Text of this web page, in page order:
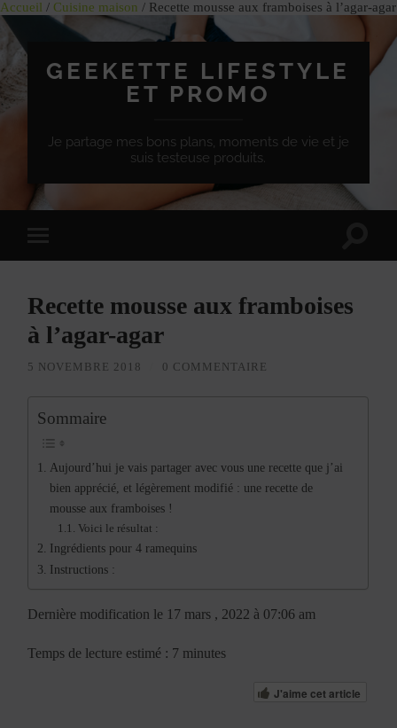
Accueil / Cuisine maison / Recette mousse aux framboises à l’agar-agar
GEEKETTE LIFESTYLE
ET PROMO
Je partage mes bons plans, moments de vie et je
suis testeuse produits.
à
mobile
Recette mousse aux framboises
à l’agar-agar
5 NOVEMBRE 2018 0 COMMENTAIRE
Sommaire
Aujourd’hui je vais partager avec vous une recette que j’ai
bien apprécié, et légèrement modifié : une recette de
mousse aux framboises !
Voici le résultat :
Ingrédients pour 4 ramequins
Instructions :
Dernière modification le 17 mars , 2022 à 07:06 am
Temps de lecture estimé : 7 minutes
J'aime cet article